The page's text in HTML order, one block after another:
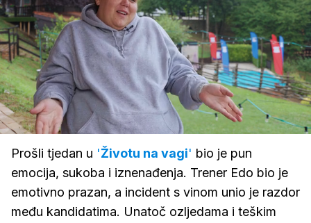
Upali
zvuk
Loaded:
15.10%
Prošli tjedan u 'Životu na vagi' bio je pun
emocija, sukoba i iznenađenja. Trener Edo bio je
emotivno prazan, a incident s vinom unio je razdor
među kandidatima. Unatoč ozljedama i teškim